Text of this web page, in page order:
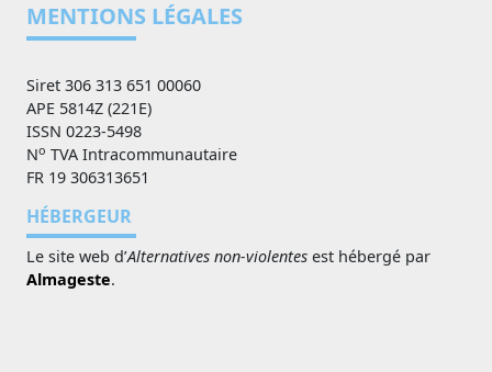
MENTIONS LÉGALES
Siret 306 313 651 00060
APE 5814Z (221E)
ISSN 0223-5498
No TVA Intracommunautaire
FR 19 306313651
HÉBERGEUR
Le site web d’Alternatives non-violentes est hébergé par
Almageste.